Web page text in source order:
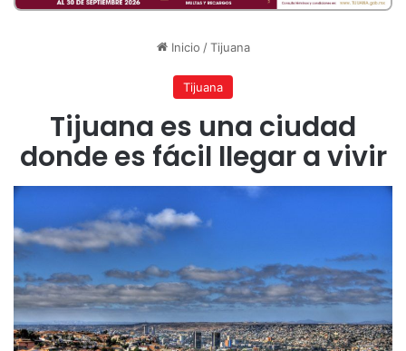
Inicio / Tijuana
Tijuana
Tijuana es una ciudad
donde es fácil llegar a vivir